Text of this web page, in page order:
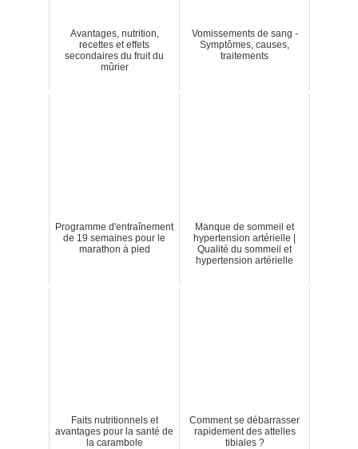
Avantages, nutrition,
recettes et effets
secondaires du fruit du
mûrier
Vomissements de sang -
Symptômes, causes,
traitements
Programme d'entraînement
de 19 semaines pour le
marathon à pied
Manque de sommeil et
hypertension artérielle |
Qualité du sommeil et
hypertension artérielle
Faits nutritionnels et
avantages pour la santé de
la carambole
Comment se débarrasser
rapidement des attelles
tibiales ?